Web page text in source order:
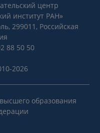
центр
институт РАН»
299011, Российская
88 50 50
2026
образования